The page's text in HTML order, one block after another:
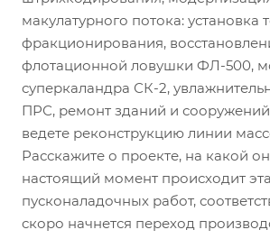
макулатурного потока: установка
фракционирования,
флотационной ловушки ФЛ-500,
суперкаландра СК-2,
ПРС, ремонт зданий и
ведете реконструкцию линии
Расскажите о проекте, на какой
настоящий момент происходит
пусконаладочных работ,
скоро начнется переход